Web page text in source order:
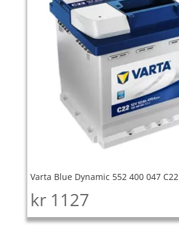
Varta Blue Dynamic 552 400 047 C22
kr 1127